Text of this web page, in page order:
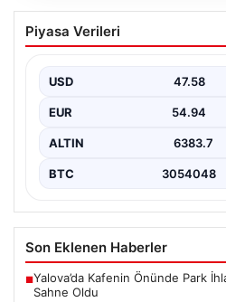
Fenerbahçe’nin
Sturm Graz Maçı
Fenerbahçe, UEFA
Piyasa Verileri
USD 47.58
EUR 54.94
ALTIN 6383.7
BTC 3054048
Son Eklenen Haberler
■Yalova’da Kafenin Önünde Park
Sahne Oldu